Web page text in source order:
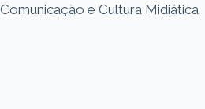
Comunicação e Cultura Midiática